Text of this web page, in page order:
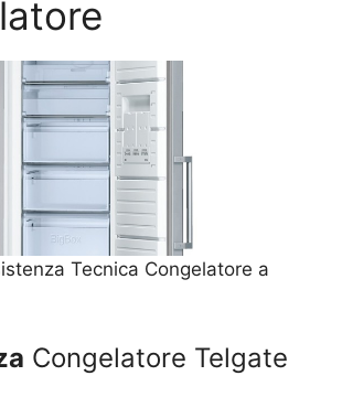
Tecnica Congelatore a
Congelatore Telgate